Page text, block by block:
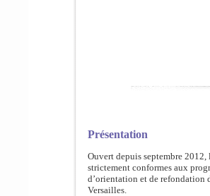
Présentation
Ouvert depuis septembre 2012,
strictement conformes aux
d’orientation et de refondation
Versailles.